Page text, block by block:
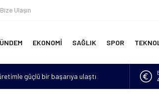
Bize Ulaşın
EKONOMİ SAĞLIK SPOR
güçlü bir başarıya ulaştı
bulundu